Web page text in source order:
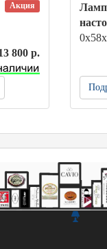
Акция
800 р.